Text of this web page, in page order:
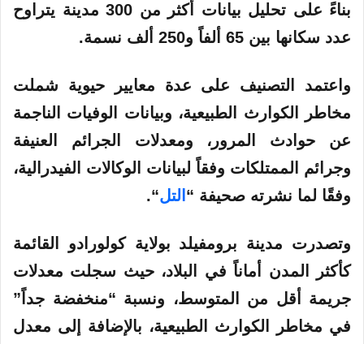
بناءً على تحليل بيانات أكثر من 300 مدينة يتراوح
عدد سكانها بين 65 ألفاً و250 ألف نسمة.
واعتمد التصنيف على عدة معايير حيوية شملت
مخاطر الكوارث الطبيعية، وبيانات الوفيات الناجمة
عن حوادث المرور، ومعدلات الجرائم العنيفة
وجرائم الممتلكات وفقاً لبيانات الوكالات الفيدرالية،
وفقًا لما نشرته صحيفة “ التل“.
وتصدرت مدينة برومفيلد بولاية كولورادو القائمة
كأكثر المدن أماناً في البلاد، حيث سجلت معدلات
جريمة أقل من المتوسط، ونسبة “منخفضة جداً”
في مخاطر الكوارث الطبيعية، بالإضافة إلى معدل